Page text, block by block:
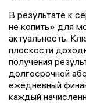
В результате к
не копить» для
актуальность.
плоскости
получения
долгосрочной
ежедневный
каждый